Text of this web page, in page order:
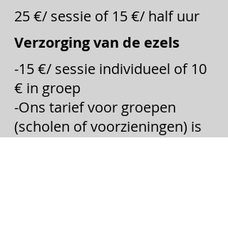
25 €/ sessie of 15 €/ half uur
Verzorging van de ezels
-15 €/ sessie individueel of 10
€ in groep
-Ons tarief voor groepen
(scholen of voorzieningen) is